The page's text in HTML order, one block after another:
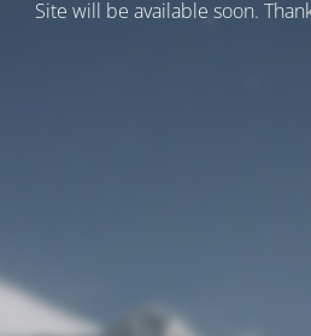
Site will be available soon.